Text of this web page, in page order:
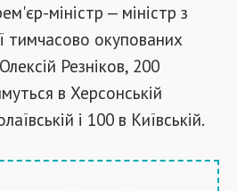
міністр — міністр з
тимчасово окупованих
Резніков, 200
в Херсонській
і 100 в Київській.